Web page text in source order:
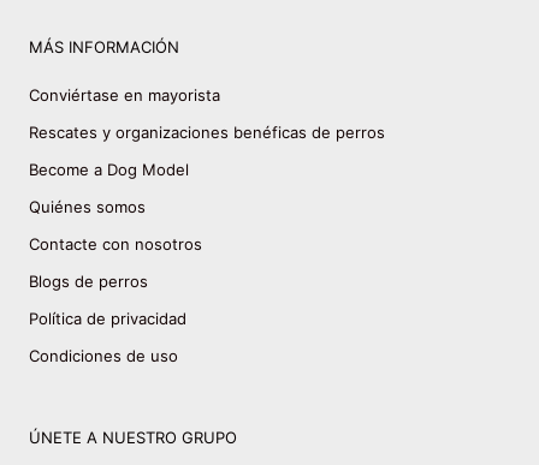
MÁS INFORMACIÓN
Conviértase en mayorista
Rescates y organizaciones benéficas de perros
Become a Dog Model
Quiénes somos
Contacte con nosotros
Blogs de perros
Política de privacidad
Condiciones de uso
ÚNETE A NUESTRO GRUPO